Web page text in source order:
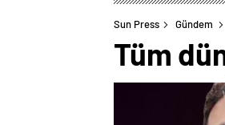
Sun Press Gündem
Tüm